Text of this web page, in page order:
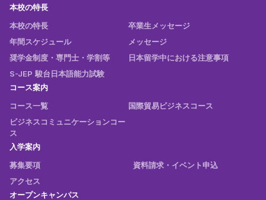
本校の特長
本校の特長
卒業生メッセージ
年間スケジュール
メッセージ
奨学金制度・専門士・学割等
日本留学中における注意事項
S-JEP 駿台日本語能力試験
コース案内
コース一覧
国際貿易ビジネスコース
ビジネスコミュニケーションコー
ス
入学案内
募集要項
資料請求・イベント申込
アクセス
オープンキャンパス